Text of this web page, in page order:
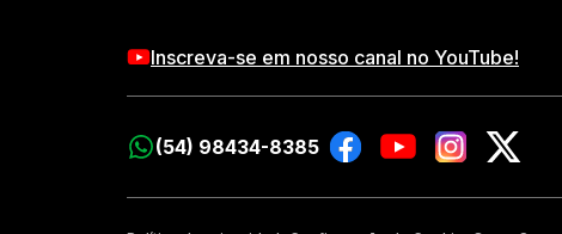
Inscreva-se em nosso canal no YouTube!
(54) 98434-8385